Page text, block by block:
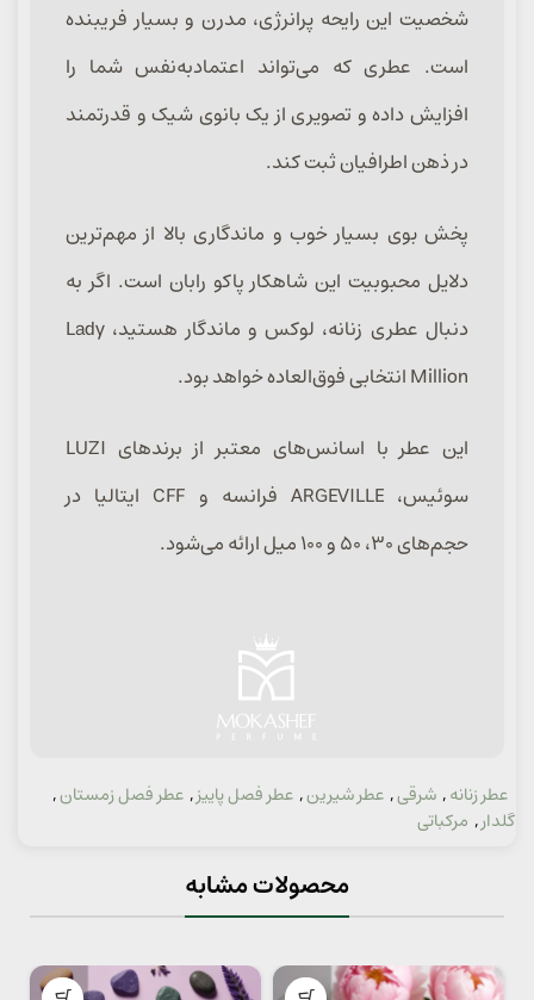
شخصیت این رایحه پرانرژی، مدرن و بسیار فریبنده
است. عطری که می‌تواند اعتمادبه‌نفس شما را
افزایش داده و تصویری از یک بانوی شیک و قدرتمند
در ذهن اطرافیان ثبت کند.
پخش بوی بسیار خوب و ماندگاری بالا از مهم‌ترین
دلایل محبوبیت این شاهکار پاکو رابان است. اگر به
دنبال عطری زنانه، لوکس و ماندگار هستید، Lady
Million انتخابی فوق‌العاده خواهد بود.
این عطر با اسانس‌های معتبر از برندهای LUZI
سوئیس، ARGEVILLE فرانسه و CFF ایتالیا در
حجم‌های ۳۰، ۵۰ و ۱۰۰ میل ارائه می‌شود.
عطر زنانه, شرقی, عطر شیرین, عطر فصل پاییز, عطر فصل زمستان,
گلدار, مرکباتی
محصولات مشابه